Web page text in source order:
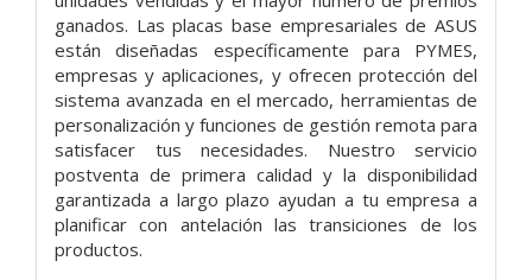
ganados. Las placas base empresariales de ASUS
están diseñadas específicamente para PYMES,
empresas y aplicaciones, y ofrecen protección del
sistema avanzada en el mercado, herramientas de
personalización y funciones de gestión remota para
satisfacer tus necesidades. Nuestro servicio
postventa de primera calidad y la disponibilidad
garantizada a largo plazo ayudan a tu empresa a
planificar con antelación las transiciones de los
productos.